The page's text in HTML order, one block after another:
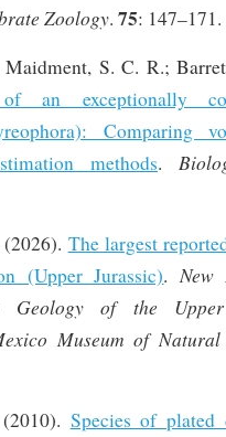
Zoology. 75: 147–171.
Maidment, S. C. R.;
of an exceptionally
Comparing
methods.
The largest
(Upper Jurassic). New
Geology of the
Museum of
Species of